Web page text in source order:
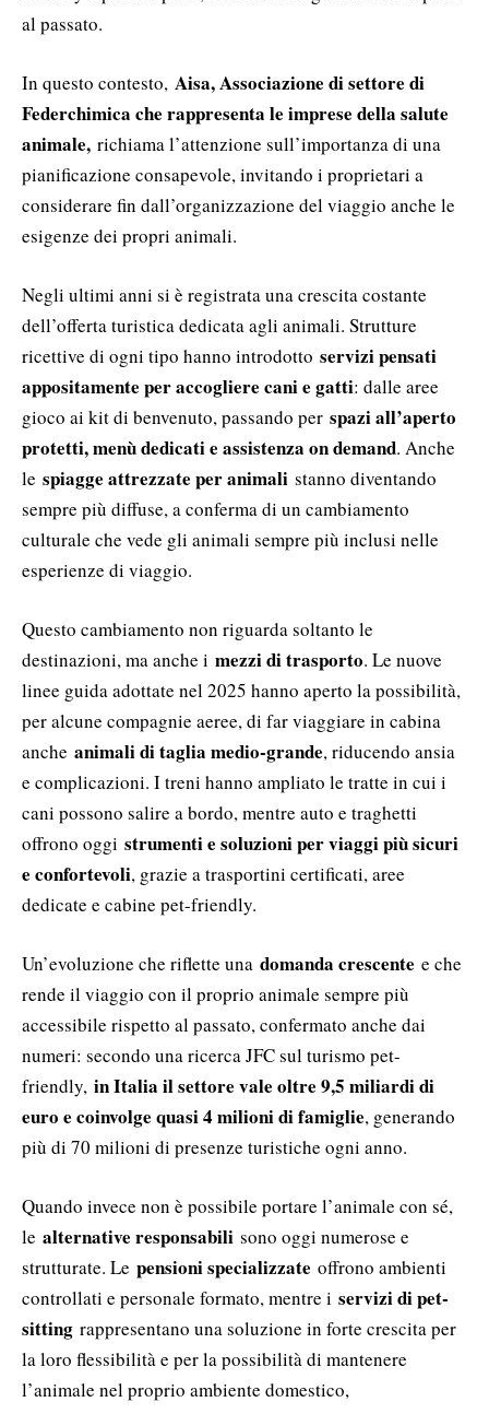
al passato.
In questo contesto, Aisa, Associazione di settore di
Federchimica che rappresenta le imprese della salute
animale, richiama l’attenzione sull’importanza di una
pianificazione consapevole, invitando i proprietari a
considerare fin dall’organizzazione del viaggio anche le
esigenze dei propri animali.
Negli ultimi anni si è registrata una crescita costante
dell’offerta turistica dedicata agli animali. Strutture
ricettive di ogni tipo hanno introdotto servizi pensati
appositamente per accogliere cani e gatti: dalle aree
gioco ai kit di benvenuto, passando per spazi all’aperto
protetti, menù dedicati e assistenza on demand. Anche
le spiagge attrezzate per animali stanno diventando
sempre più diffuse, a conferma di un cambiamento
culturale che vede gli animali sempre più inclusi nelle
esperienze di viaggio.
Questo cambiamento non riguarda soltanto le
destinazioni, ma anche i mezzi di trasporto. Le nuove
linee guida adottate nel 2025 hanno aperto la possibilità,
per alcune compagnie aeree, di far viaggiare in cabina
anche animali di taglia medio-grande, riducendo ansia
e complicazioni. I treni hanno ampliato le tratte in cui i
cani possono salire a bordo, mentre auto e traghetti
offrono oggi strumenti e soluzioni per viaggi più sicuri
e confortevoli, grazie a trasportini certificati, aree
dedicate e cabine pet-friendly.
Un’evoluzione che riflette una domanda crescente e che
rende il viaggio con il proprio animale sempre più
accessibile rispetto al passato, confermato anche dai
numeri: secondo una ricerca JFC sul turismo pet-
friendly, in Italia il settore vale oltre 9,5 miliardi di
euro e coinvolge quasi 4 milioni di famiglie, generando
più di 70 milioni di presenze turistiche ogni anno.
Quando invece non è possibile portare l’animale con sé,
le alternative responsabili sono oggi numerose e
strutturate. Le pensioni specializzate offrono ambienti
controllati e personale formato, mentre i servizi di pet-
sitting rappresentano una soluzione in forte crescita per
la loro flessibilità e per la possibilità di mantenere
l’animale nel proprio ambiente domestico,